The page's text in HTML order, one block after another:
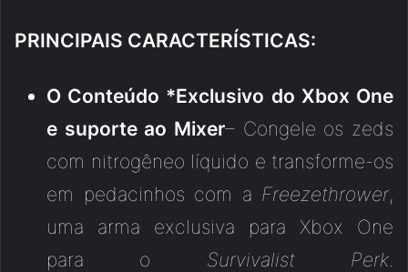
PRINCIPAIS CARACTERÍSTICAS:
O Conteúdo *Exclusivo do Xbox One
e suporte ao Mixer– Congele os zeds
com nitrogêneo líquido e transforme-os
em pedacinhos com a Freezethrower,
uma arma exclusiva para Xbox One
para o Survivalist Perk